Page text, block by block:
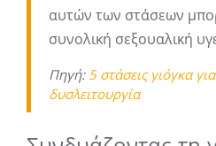
αυτών των στάσεων
συνολική σεξουαλική
Πηγή: 5 στάσεις γιόγκα
δυσλειτουργία